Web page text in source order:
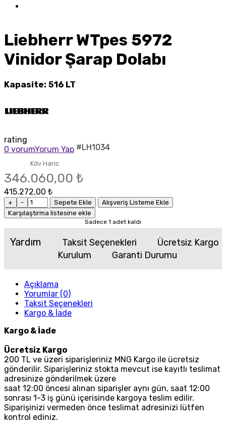
Liebherr WTpes 5972
Vinidor Şarap Dolabı
Kapasite: 516 LT
rating
0 yorumYorum Yap #LH1034
Kdv Haric
346.060,00 ₺
415.272,00 ₺
+ - Sepete Ekle
Alışveriş Listeme Ekle
Karşılaştırma listesine ekle
Sadece 1 adet kaldı
Yardım Taksit Seçenekleri
Ücretsiz Kargo
Kurulum
Garanti Durumu
Açıklama
Yorumlar (0)
Taksit Seçenekleri
Kargo & İade
Kargo & İade
Ücretsiz Kargo
200 TL ve üzeri siparişleriniz MNG Kargo ile ücretsiz
gönderilir. Siparişleriniz stokta mevcut ise kayıtlı teslimat
adresinize gönderilmek üzere
saat 12:00 öncesi alınan siparişler aynı gün, saat 12:00
sonrası 1-3 iş günü içerisinde kargoya teslim edilir.
Siparişinizi vermeden önce teslimat adresinizi lütfen
kontrol ediniz.